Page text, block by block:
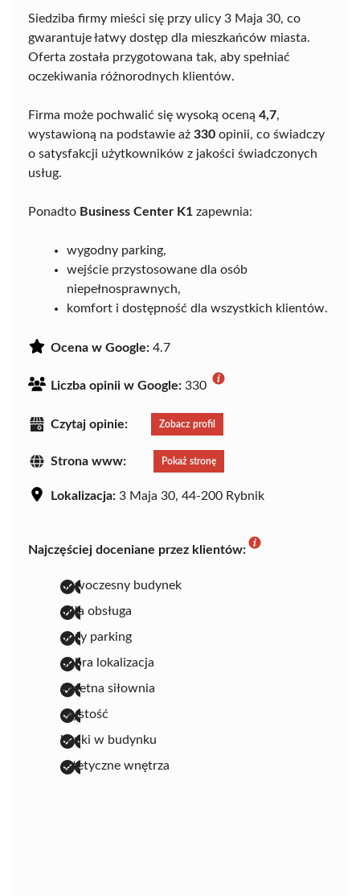
Siedziba firmy mieści się przy ulicy 3 Maja 30, co
gwarantuje łatwy dostęp dla mieszkańców miasta.
Oferta została przygotowana tak, aby spełniać
oczekiwania różnorodnych klientów.
Firma może pochwalić się wysoką oceną 4,7,
wystawioną na podstawie aż 330 opinii, co świadczy
o satysfakcji użytkowników z jakości świadczonych
usług.
Ponadto Business Center K1 zapewnia:
wygodny parking,
wejście przystosowane dla osób
niepełnosprawnych,
komfort i dostępność dla wszystkich klientów.
Ocena w Google: 4.7
Liczba opinii w Google: 330
Czytaj opinie: Zobacz profil
Strona www: Pokaż stronę
Lokalizacja: 3 Maja 30, 44-200 Rybnik
Najczęściej doceniane przez klientów:
nowoczesny budynek
miła obsługa
duży parking
dobra lokalizacja
świetna siłownia
czystość
banki w budynku
estetyczne wnętrza